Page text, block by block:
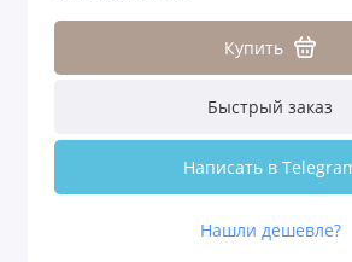
Купить
Быстрый заказ
Написать в
Нашли дешевле?